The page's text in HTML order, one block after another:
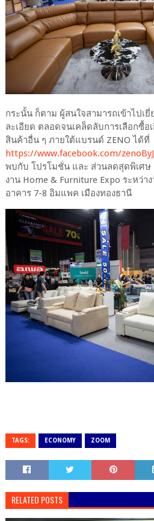
กระนั้น ก็ตาม ผู้สนใจสามารถเข้าไปเ
ละเอียด ตลอดจนเคล็ดลับการเลือกซื้อ
สินค้าอื่น ๆ ภายใต้แบรนด์ ZENO ได้ที่
https://www.facebook.com/
พบกับ โปรโมชั่น และ ส่วนลดสุดพิเศษ
งาน Home & Furniture Expo ระหว่
อาคาร 7-8 อิมแพค เมืองทองธานี
TAGS: ECONOMY ZOOM
RELATED POSTS